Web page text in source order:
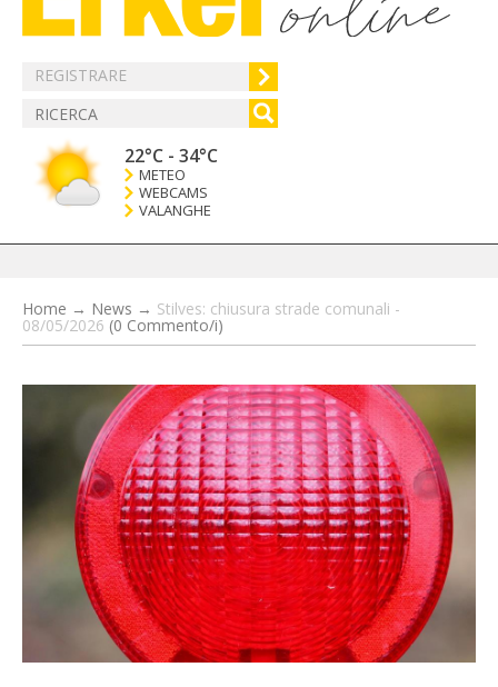
REGISTRARE
22°C - 34°C
METEO
WEBCAMS
VALANGHE
Home → News → Stilves: chiusura strade comunali -
08/05/2026 (0 Commento/i)